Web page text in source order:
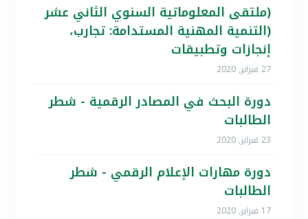
(ملتقى المعلوماتية السنوي الثاني عشر
(التنمية المهنية المستدامة: تجارب،
إنجازات وتطبيقات
27 فبراير, 2020
دورة البحث في المصادر الرقمية - شطر
الطالبات
23 فبراير, 2020
دورة مهارات الإعلام الرقمي - شطر
الطالبات
17 فبراير, 2020